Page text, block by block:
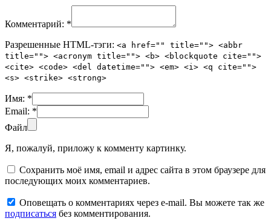
Комментарий: *
Разрешенные HTML-тэги: <a href="" title=""> <abbr
title=""> <acronym title=""> <b> <blockquote cite="">
<cite> <code> <del datetime=""> <em> <i> <q cite="">
<s> <strike> <strong>
Имя: *
Email: *
Файл
Я, пожалуй, приложу к комменту картинку.
Сохранить моё имя, email и адрес сайта в этом браузере для
последующих моих комментариев.
Оповещать о комментариях через e-mail. Вы можете так же
подписаться без комментирования.